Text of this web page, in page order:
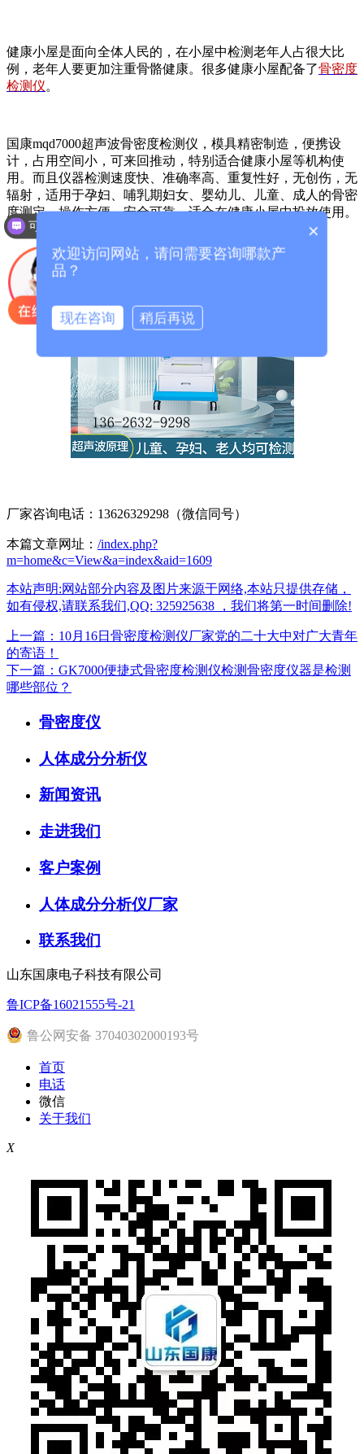
健康小屋是面向全体人民的，在小屋中检测老年人占很大比
例，老年人要更加注重骨骼健康。很多健康小屋配备了骨密度
检测仪。
国康mqd7000超声波骨密度检测仪，模具精密制造，便携设
计，占用空间小，可来回推动，特别适合健康小屋等机构使
用。而且仪器检测速度快、准确率高、重复性好，无创伤，无
辐射，适用于孕妇、哺乳期妇女、婴幼儿、儿童、成人的骨密
度测定，操作方便、安全可靠。适合在健康小屋中投放使用。
厂家咨询电话：13626329298（微信同号）
本篇文章网址： /index.php?
m=home&c=View&a=index&aid=1609
本站声明:网站部分内容及图片来源于网络,本站只提供存储，
如有侵权,请联系我们,QQ: 325925638 ，我们将第一时间删除!
上一篇：10月16日骨密度检测仪厂家党的二十大中对广大青年
的寄语！
下一篇：GK7000便捷式骨密度检测仪检测骨密度仪器是检测
哪些部位？
骨密度仪
人体成分分析仪
新闻资讯
走进我们
客户案例
人体成分分析仪厂家
联系我们
山东国康电子科技有限公司
鲁ICP备16021555号-21
鲁公网安备 37040302000193号
首页
电话
微信
关于我们
X
×
欢迎访问网站，请问需要咨询哪款产
品？
现在咨询 稍后再说